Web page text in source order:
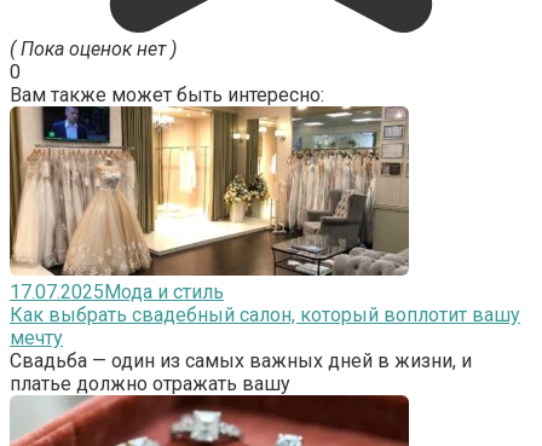
( Пока оценок нет )
0
Вам также может быть интересно:
17.07.2025Мода и стиль
Как выбрать свадебный салон, который воплотит вашу
мечту
Свадьба — один из самых важных дней в жизни, и
платье должно отражать вашу